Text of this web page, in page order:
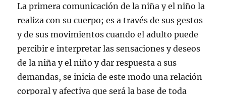
La primera comunicación de la niña y el niño la
realiza con su cuerpo; es a través de sus gestos
y de sus movimientos cuando el adulto puede
percibir e interpretar las sensaciones y deseos
de la niña y el niño y dar respuesta a sus
demandas, se inicia de este modo una relación
corporal y afectiva que será la base de toda